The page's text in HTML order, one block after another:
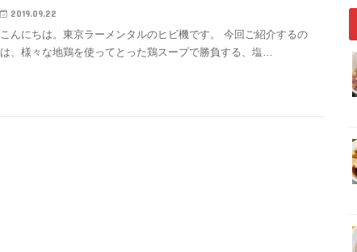
2019.09.22
こんにちは。東京ラーメンタルのヒビ機です。 今回ご紹介するの
は、様々な地鶏を使ってとった鶏スープで勝負する、塩…